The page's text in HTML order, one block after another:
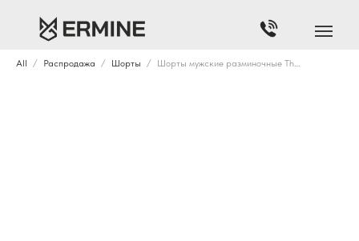
All Распродажа Шорты